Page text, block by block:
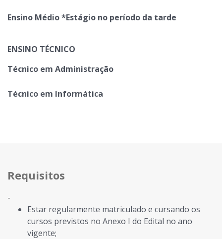
Ensino Médio *Estágio no período da tarde
ENSINO TÉCNICO
Técnico em Administração
Técnico em Informática
Requisitos
-
Estar regularmente matriculado e cursando os
cursos previstos no Anexo I do Edital no ano
vigente;